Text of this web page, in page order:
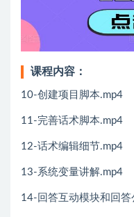
课程内容：
10-创建项目脚本.mp4
11-完善话术脚本.mp4
12-话术编辑细节.mp4
13-系统变量讲解.mp4
14-回答互动模块和回